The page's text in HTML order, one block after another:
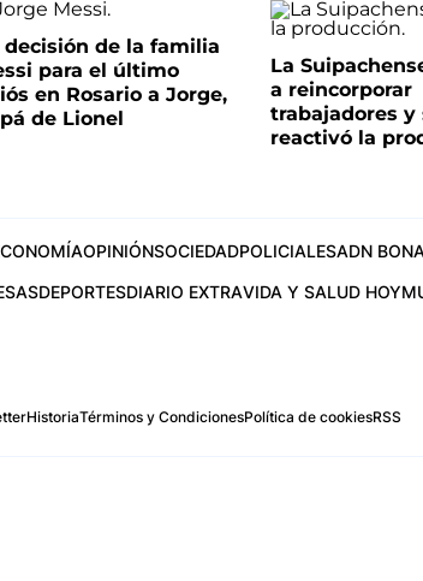
decisión de la familia
para el último
en Rosario a Jorge,
de Lionel
La
a reincorporar
trabajadores y
reactivó la
OPINIÓNSOCIEDADPOLICIALESADN
DEPORTESDIARIO EXTRAVIDA Y SALUD HOY
HistoriaTérminos y CondicionesPolítica de cookiesRSS